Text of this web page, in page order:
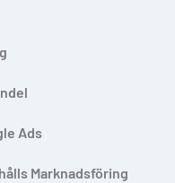
Ads
Marknadsföring